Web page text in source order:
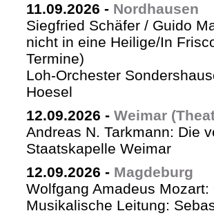
11.09.2026 - Nordhausen
Siegfried Schäfer / Guido
nicht in eine Heilige/In
Termine)
Loh-Orchester
Hoesel
12.09.2026 - Weimar
Andreas N. Tarkmann: Die
Staatskapelle Weimar
12.09.2026 - Magdeburg
Wolfgang Amadeus
Musikalische Leitung: